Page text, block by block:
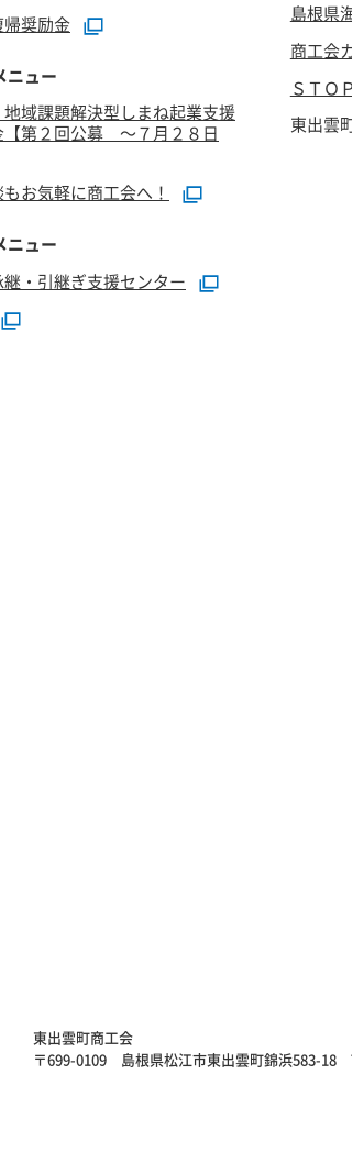
奨励金
ニュー
域課題解決型しまね起業支援
【第２回公募 ～７月２８日
お気軽に商工会へ！
ニュー
・引継ぎ支援センター
島根県
商工会
ＳＴＯ
東出雲
東出雲町商工会
〒699-0109 島根県松江市東出雲町錦浜583-18